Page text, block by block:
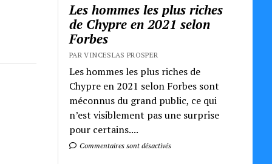
Les hommes les plus riches
de Chypre en 2021 selon
Forbes
PAR VINCESLAS PROSPER
Les hommes les plus riches de
Chypre en 2021 selon Forbes sont
méconnus du grand public, ce qui
n’est visiblement pas une surprise
pour certains....
Commentaires sont désactivés